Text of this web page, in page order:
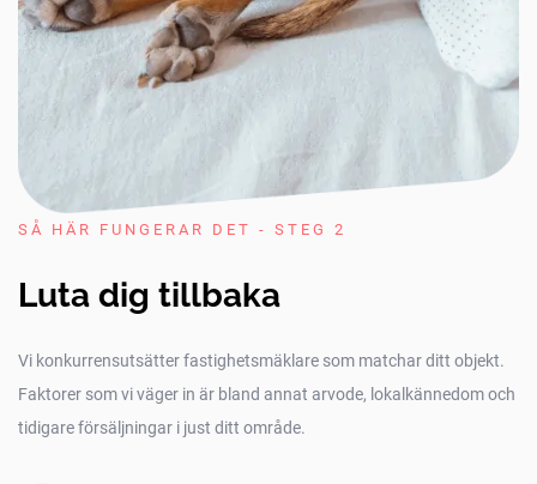
SÅ HÄR FUNGERAR DET - STEG 2
Luta dig tillbaka
Vi konkurrensutsätter fastighetsmäklare som matchar ditt objekt.
Faktorer som vi väger in är bland annat arvode, lokalkännedom och
tidigare försäljningar i just ditt område.